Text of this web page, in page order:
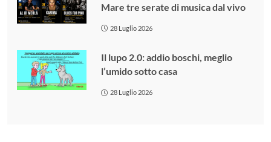
Mare tre serate di musica dal vivo
28 Luglio 2026
Il lupo 2.0: addio boschi, meglio
l’umido sotto casa
28 Luglio 2026